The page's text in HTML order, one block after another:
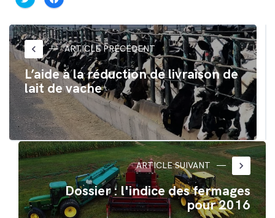
pour
partager
Twitter(ouvre
dans
une
nouvelle
fenêtre)
pour
partager
Facebook(ouvre
dans
une
nouvelle
fenêtre)
keyboard_arrow_left ARTICLE PRÉCÉDENT
L’aide à la réduction de livraison de
lait de vache
ARTICLE SUIVANT keyboard_arrow_right
Dossier : l'indice des fermages
pour 2016